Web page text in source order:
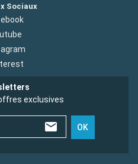
Sociaux
exclusives
OK